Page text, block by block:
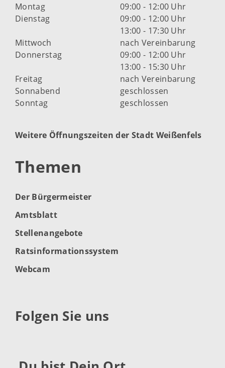
Montag
09:00 - 12:00 Uhr
Dienstag
09:00 - 12:00 Uhr
13:00 - 17:30 Uhr
Mittwoch
nach Vereinbarung
Donnerstag
09:00 - 12:00 Uhr
13:00 - 15:30 Uhr
Freitag
nach Vereinbarung
Sonnabend
geschlossen
Sonntag
geschlossen
Weitere Öffnungszeiten der Stadt Weißenfels
Themen
Der Bürgermeister
Amtsblatt
Stellenangebote
Ratsinformationssystem
Webcam
Folgen Sie uns